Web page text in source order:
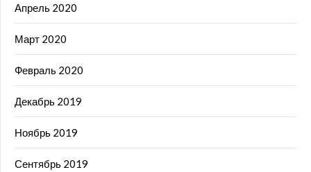
Апрель 2020
Март 2020
Февраль 2020
Декабрь 2019
Ноябрь 2019
Сентябрь 2019